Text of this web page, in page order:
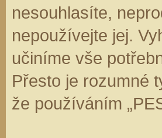
nesouhlasíte,
nepoužívejte jej.
učiníme vše
Přesto je rozumné
že používáním